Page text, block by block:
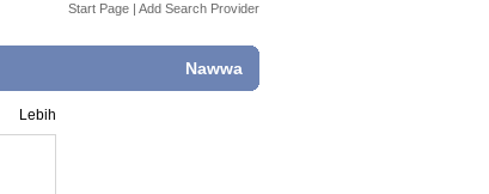
Start Page | Add Search Provider
Nawwa
Lebih